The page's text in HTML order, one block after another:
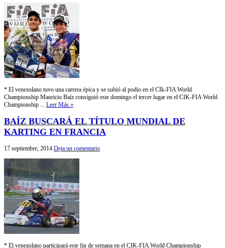
* El venezolano tuvo una carrera épica y se subió al podio en el CIk-FIA World
Championship Mauricio Baíz consiguió este domingo el tercer lugar en el CIK-FIA World
Championship ... Leer Más »
BAÍZ BUSCARÁ EL TÍTULO MUNDIAL DE
KARTING EN FRANCIA
17 septiembre, 2014 Deja un comentario
* El venezolano participará este fin de semana en el CIK-FIA World Championship